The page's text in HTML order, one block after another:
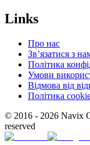
Links
Про нас
Зв’язатися з
Політика
Умови
Відмова від
Політика
© 2016 - 2026 Navix
reserved